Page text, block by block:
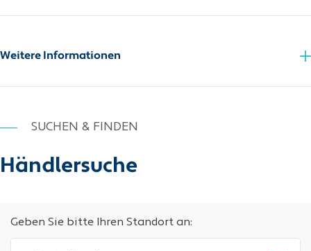
Sicherheitsdatenblatt
Weitere Informationen
SUCHEN & FINDEN
Händlersuche
Geben Sie bitte Ihren Standort an: